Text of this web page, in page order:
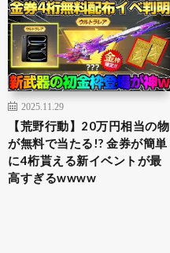
2025.11.29
【荒野行動】20万円相当の物
が無料で当たる!? 金券が簡単
に4桁貰える新イベントが最
高すぎるwwww